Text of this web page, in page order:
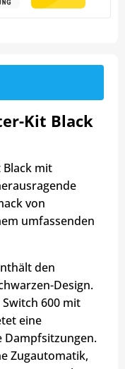
Kit Black
Black mit
von
umfassenden
den
Design.
600 mit
eine
Dampfsitzungen.
Zugautomatik,